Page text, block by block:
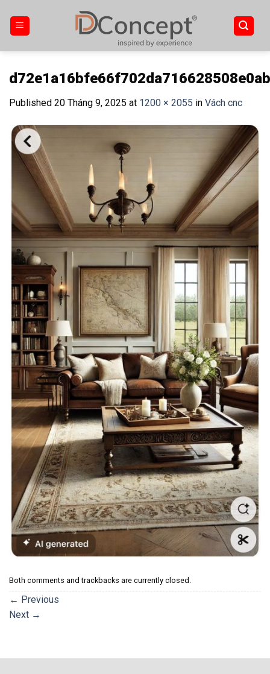
content
d72e1a16bfe66f702da716628508e0ab
Published 20 Tháng 9, 2025 at 1200 × 2055 in Vách cnc
Both comments and trackbacks are currently closed.
← Previous
Next →